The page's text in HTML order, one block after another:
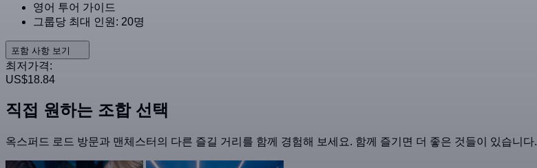
영어 투어 가이드
그룹당 최대 인원: 20명
포함 사항 보기
최저가격:
US$18.84
직접 원하는 조합 선택
옥스퍼드 로드 방문과 맨체스터의 다른 즐길 거리를 함께 경험해 보세요. 함께 즐기면 더 좋은 것들이 있습니다.